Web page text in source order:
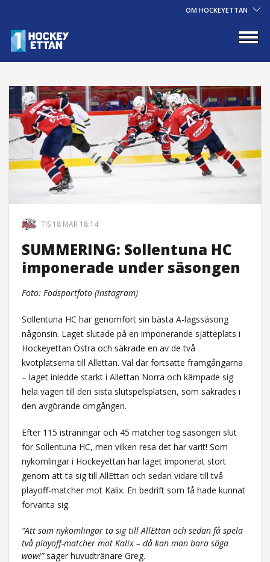
OM HOCKEYETTAN
TIS 18 MAR 18:14
SUMMERING: Sollentuna HC
imponerade under säsongen
Foto: Fodsportfoto (Instagram)
Sollentuna HC har genomfört sin bästa A-lagssäsong
någonsin. Laget slutade på en imponerande sjätteplats i
Hockeyettan Östra och säkrade en av de två
kvotplatserna till Allettan. Väl där fortsatte framgångarna
– laget inledde starkt i Allettan Norra och kämpade sig
hela vägen till den sista slutspelsplatsen, som säkrades i
den avgörande omgången.
Efter 115 isträningar och 45 matcher tog säsongen slut
för Sollentuna HC, men vilken resa det har varit! Som
nykomlingar i Hockeyettan har laget imponerat stort
genom att ta sig till AllEttan och sedan vidare till två
playoff-matcher mot Kalix. En bedrift som få hade kunnat
förvänta sig.
”Att som nykomlingar ta sig till AllEttan och sedan få spela
två playoff-matcher mot Kalix – då kan man bara säga
wow!”säger huvudtränare Greg.